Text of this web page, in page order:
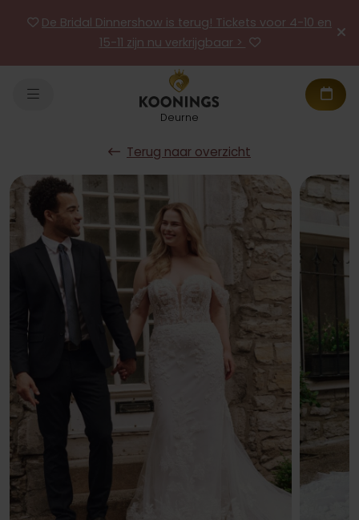
De Bridal Dinnershow is terug! Tickets voor 4-10 en
15-11 zijn nu verkrijgbaar >
Deurne
Terug naar overzicht